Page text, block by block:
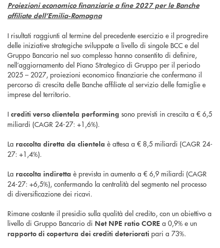
Proiezioni economico finanziarie a fine 2027 per le Banche
affiliate dell’Emilia-Romagna
I risultati raggiunti al termine del precedente esercizio e il progredire
delle iniziative strategiche sviluppate a livello di singole BCC e del
Gruppo Bancario nel suo complesso hanno consentito di definire,
nell’aggiornamento del Piano Strategico di Gruppo per il periodo
2025 – 2027, proiezioni economico finanziarie che confermano il
percorso di crescita delle Banche affiliate al servizio delle famiglie e
imprese del territorio.
I crediti verso clientela performing sono previsti in crescita a € 6,5
miliardi (CAGR 24-27: +1,6%).
La raccolta diretta da clientela è attesa a € 8,5 miliardi (CAGR 24-
27: +1,4%).
La raccolta indiretta è prevista in aumento a € 6,9 miliardi (CAGR
24-27: +6,5%), confermando la centralità del segmento nel processo
di diversificazione dei ricavi.
Rimane costante il presidio sulla qualità del credito, con un obiettivo a
livello di Gruppo Bancario di Net NPE ratio CORE a 0,9% e un
rapporto di copertura dei crediti deteriorati pari a 73%.